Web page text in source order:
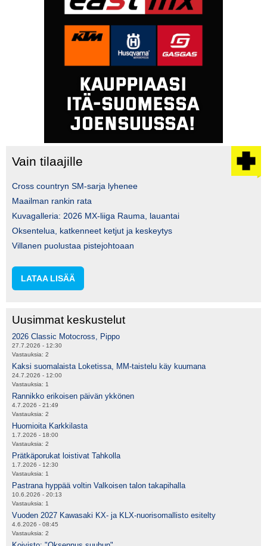
Vain tilaajille
Cross countryn SM-sarja lyhenee
Maailman rankin rata
Kuvagalleria: 2026 MX-liiga Rauma, lauantai
Oksentelua, katkenneet ketjut ja keskeytys
Villanen puolustaa pistejohtoaan
LATAA LISÄÄ
Uusimmat keskustelut
2026 Classic Motocross, Pippo
27.7.2026 - 12:30
Vastauksia: 2
Kaksi suomalaista Loketissa, MM-taistelu käy kuumana
24.7.2026 - 12:00
Vastauksia: 1
Rannikko erikoisen päivän ykkönen
4.7.2026 - 21:49
Vastauksia: 2
Huomioita Karkkilasta
1.7.2026 - 18:00
Vastauksia: 2
Prätkäporukat loistivat Tahkolla
1.7.2026 - 12:30
Vastauksia: 1
Pastrana hyppää voltin Valkoisen talon takapihalla
10.6.2026 - 20:13
Vastauksia: 1
Vuoden 2027 Kawasaki KX- ja KLX-nuorisomallisto esitelty
4.6.2026 - 08:45
Vastauksia: 2